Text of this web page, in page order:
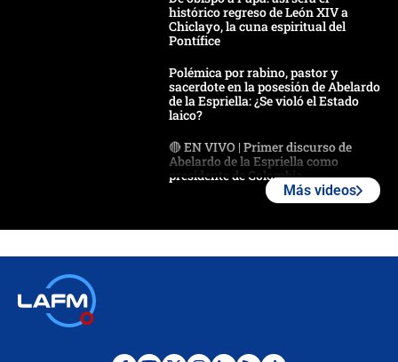
histórico regreso de León XIV a
Chiclayo, la cuna espiritual del
Pontífice
Polémica por rabino, pastor y
sacerdote en la posesión de Abelardo
de la Espriella: ¿Se violó el Estado
laico?
🔴 EN VIVO | Primer discurso de
Abelardo de la Espriella como
presidente de Colombia
Más videos